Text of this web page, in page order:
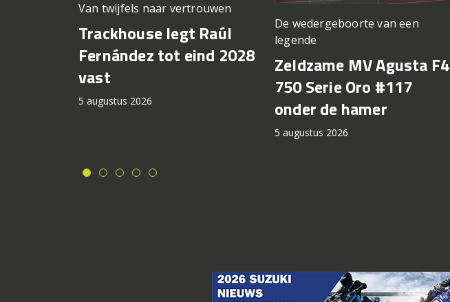
Van twijfels naar vertrouwen
Trackhouse legt Raúl
Fernández tot eind 2028
vast
5 augustus 2026
De wedergeboorte van een
legende
Zeldzame MV Agusta F4
750 Serie Oro #117
onder de hamer
5 augustus 2026